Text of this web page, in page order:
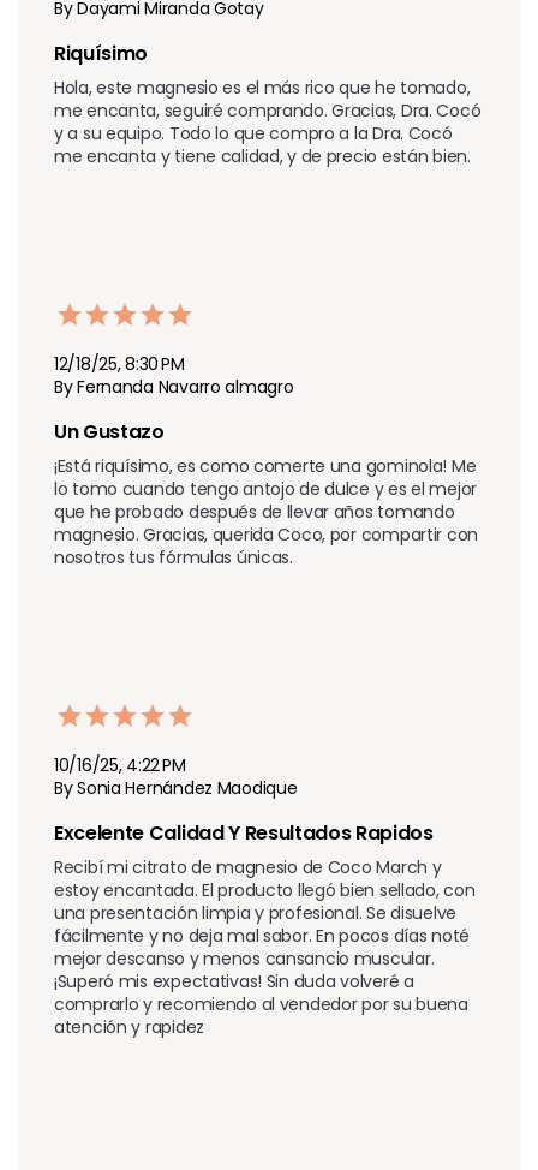
By Dayami Miranda Gotay
Riquísimo
Hola, este magnesio es el más rico que he tomado,
me encanta, seguiré comprando. Gracias, Dra. Cocó
y a su equipo. Todo lo que compro a la Dra. Cocó
me encanta y tiene calidad, y de precio están bien.
12/18/25, 8:30 PM
By Fernanda Navarro almagro
Un Gustazo
¡Está riquísimo, es como comerte una gominola! Me
lo tomo cuando tengo antojo de dulce y es el mejor
que he probado después de llevar años tomando
magnesio. Gracias, querida Coco, por compartir con
nosotros tus fórmulas únicas.
10/16/25, 4:22 PM
By Sonia Hernández Maodique
Excelente Calidad Y Resultados Rapidos
Recibí mi citrato de magnesio de Coco March y
estoy encantada. El producto llegó bien sellado, con
una presentación limpia y profesional. Se disuelve
fácilmente y no deja mal sabor. En pocos días noté
mejor descanso y menos cansancio muscular.
¡Superó mis expectativas! Sin duda volveré a
comprarlo y recomiendo al vendedor por su buena
atención y rapidez